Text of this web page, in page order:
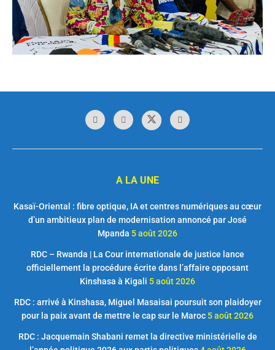
A LA UNE
Kasaï-Oriental : fibre optique, IA et centres numériques au cœur
d’un ambitieux plan de modernisation annoncé par José
Mpanda 5 août 2026
RDC – Rwanda | La Cour internationale de justice lance
officiellement la procédure écrite dans l’affaire opposant
Kinshasa à Kigali 5 août 2026
RDC : arrivé à Kinshasa, Miguel Masaisai poursuit son plaidoyer
pour la paix avant de mettre le cap sur le Maroc 5 août 2026
RDC : Jacquemain Shabani remet la directive ministérielle de